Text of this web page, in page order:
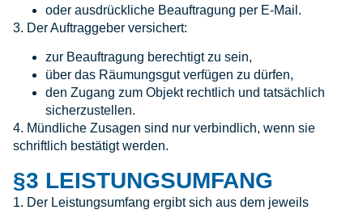
oder ausdrückliche Beauftragung per E-Mail.
3. Der Auftraggeber versichert:
zur Beauftragung berechtigt zu sein,
über das Räumungsgut verfügen zu dürfen,
den Zugang zum Objekt rechtlich und tatsächlich
sicherzustellen.
4. Mündliche Zusagen sind nur verbindlich, wenn sie
schriftlich bestätigt werden.
§3 LEISTUNGSUMFANG
1. Der Leistungsumfang ergibt sich aus dem jeweils